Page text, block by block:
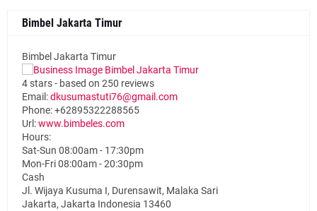
Bimbel Jakarta Timur
Bimbel Jakarta Timur
4 stars - based on 250 reviews
Email:dkusumastuti76@gmail.com
Phone:+62895322288565
Url:www.bimbeles.com
Hours:
Sat-Sun 08:00am - 17:30pm
Mon-Fri 08:00am - 20:30pm
Cash
Jl. Wijaya Kusuma I, Durensawit, Malaka Sari
Jakarta, Jakarta Indonesia 13460